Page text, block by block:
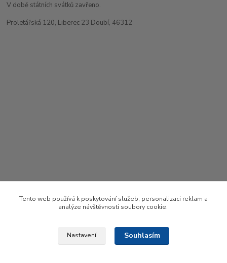
V době státních svátků zavřeno.
Proletářská 120, Liberec 23 Doubí, 46312
Upravit sběr cookies.
Tento web používá k poskytování služeb, personalizaci reklam a
analýze návštěvnosti soubory cookie.
Nastavení Souhlasím